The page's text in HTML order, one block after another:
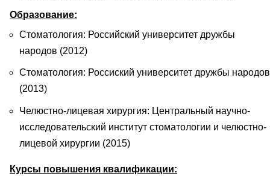
Образование:
Стоматология: Российский университет дружбы
народов (2012)
Стоматология: Россиский университет дружбы народов
(2013)
Челюстно-лицевая хирургия: Центральный научно-
исследовательский институт стоматологии и челюстно-
лицевой хирургии (2015)
Курсы повышения квалификации: